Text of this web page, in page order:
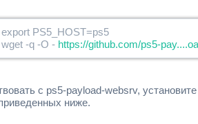
PS5_HOST=ps5
-q -O - https://github.com/ps5-
с ps5-payload-websrv,
ниже.